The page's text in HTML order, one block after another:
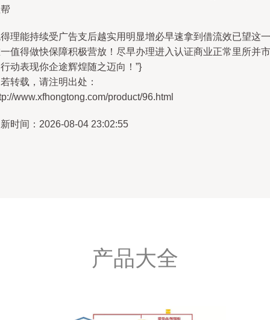
理能持续受广告支后越实用明显增必早速拿到借流效已望这一
值得做快保障积极营放！尽早办理进入认证商业正常里所并市
动表现你企途辉煌随之迈向！”}
转载，请注明出处：
www.xfhongtong.com/product/96.html
时间：2026-08-04 23:02:55
产品大全